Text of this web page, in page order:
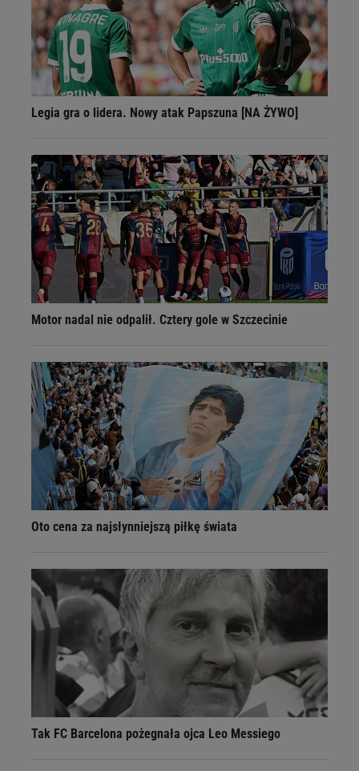
Legia gra o lidera. Nowy atak Papszuna [NA ŻYWO]
Motor nadal nie odpalił. Cztery gole w Szczecinie
Oto cena za najsłynniejszą piłkę świata
Tak FC Barcelona pożegnała ojca Leo Messiego